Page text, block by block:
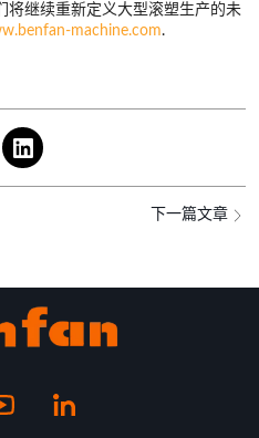
将继续重新定义大型滚塑生产的未
machine.com.
下一篇文章